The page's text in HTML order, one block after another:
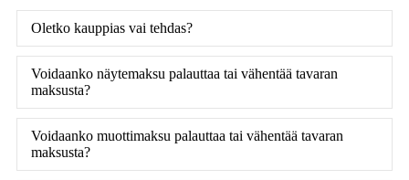
Oletko kauppias vai tehdas?
Voidaanko näytemaksu palauttaa tai vähentää tavaran
maksusta?
Voidaanko muottimaksu palauttaa tai vähentää tavaran
maksusta?